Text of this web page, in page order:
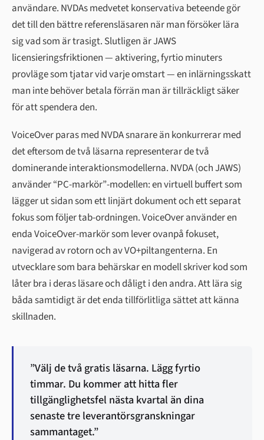
användare. NVDAs medvetet konservativa beteende gör
det till den bättre referensläsaren när man försöker lära
sig vad som är trasigt. Slutligen är JAWS
licensieringsfriktionen — aktivering, fyrtio minuters
provläge som tjatar vid varje omstart — en inlärningsskatt
man inte behöver betala förrän man är tillräckligt säker
för att spendera den.
VoiceOver paras med NVDA snarare än konkurrerar med
det eftersom de två läsarna representerar de två
dominerande interaktionsmodellerna. NVDA (och JAWS)
använder “PC-markör”-modellen: en virtuell buffert som
lägger ut sidan som ett linjärt dokument och ett separat
fokus som följer tab-ordningen. VoiceOver använder en
enda VoiceOver-markör som lever ovanpå fokuset,
navigerad av rotorn och av VO+piltangenterna. En
utvecklare som bara behärskar en modell skriver kod som
låter bra i deras läsare och dåligt i den andra. Att lära sig
båda samtidigt är det enda tillförlitliga sättet att känna
skillnaden.
”Välj de två gratis läsarna. Lägg fyrtio
timmar. Du kommer att hitta fler
tillgänglighetsfel nästa kvartal än dina
senaste tre leverantörsgranskningar
sammantaget.”